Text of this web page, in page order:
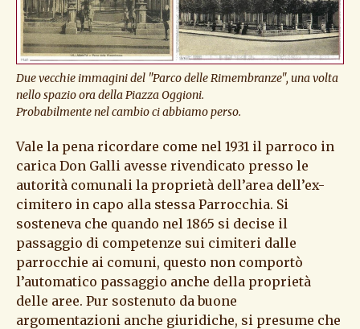
Due vecchie immagini del "Parco delle Rimembranze", una volta
nello spazio ora della Piazza Oggioni.
Probabilmente nel cambio ci abbiamo perso.
Vale la pena ricordare come nel 1931 il parroco in
carica Don Galli avesse rivendicato presso le
autorità comunali la proprietà dell’area dell’ex-
cimitero in capo alla stessa Parrocchia. Si
sosteneva che quando nel 1865 si decise il
passaggio di competenze sui cimiteri dalle
parrocchie ai comuni, questo non comportò
l’automatico passaggio anche della proprietà
delle aree. Pur sostenuto da buone
argomentazioni anche giuridiche, si presume che